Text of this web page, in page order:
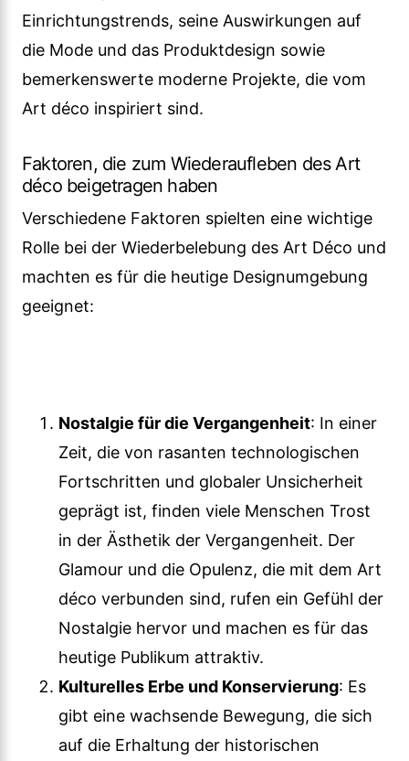
Einrichtungstrends, seine Auswirkungen auf
die Mode und das Produktdesign sowie
bemerkenswerte moderne Projekte, die vom
Art déco inspiriert sind.
Faktoren, die zum Wiederaufleben des Art
déco beigetragen haben
Verschiedene Faktoren spielten eine wichtige
Rolle bei der Wiederbelebung des Art Déco und
machten es für die heutige Designumgebung
geeignet:
Nostalgie für die Vergangenheit: In einer
Zeit, die von rasanten technologischen
Fortschritten und globaler Unsicherheit
geprägt ist, finden viele Menschen Trost
in der Ästhetik der Vergangenheit. Der
Glamour und die Opulenz, die mit dem Art
déco verbunden sind, rufen ein Gefühl der
Nostalgie hervor und machen es für das
heutige Publikum attraktiv.
Kulturelles Erbe und Konservierung: Es
gibt eine wachsende Bewegung, die sich
auf die Erhaltung der historischen